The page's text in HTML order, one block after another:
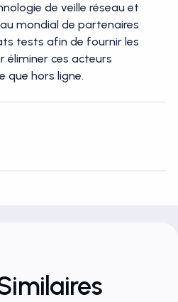
de veille réseau et
mondial de partenaires
tests afin de fournir les
éliminer ces acteurs
que hors ligne.